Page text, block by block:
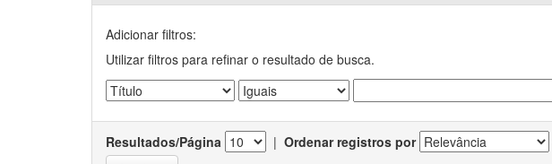
Adicionar filtros:
Utilizar filtros para refinar o resultado de busca.
Resultados/Página | Ordenar registros por